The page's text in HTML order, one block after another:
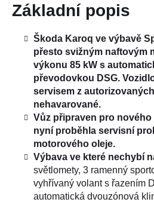
Základní popis
Škoda Karoq ve výbavě
přesto svižným naftovým
výkonu 85 kW s
převodovkou DSG.
servisem z
nehavarované.
Vůz připraven pro nového
nyní proběhla servisní
motorového oleje.
Výbava ve které nechybí
světlomety, 3 ramenný
vyhřívaný volant s řazením
automatická dvouzónová